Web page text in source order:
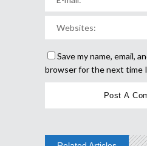
Save my name, email,
browser for the next time